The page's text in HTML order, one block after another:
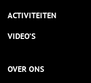
ACTIVITEITEN
VIDEO’S
OVER ONS